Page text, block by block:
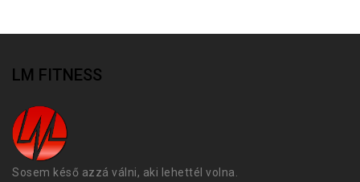
LM FITNESS
Sosem késő azzá válni, aki lehettél volna.